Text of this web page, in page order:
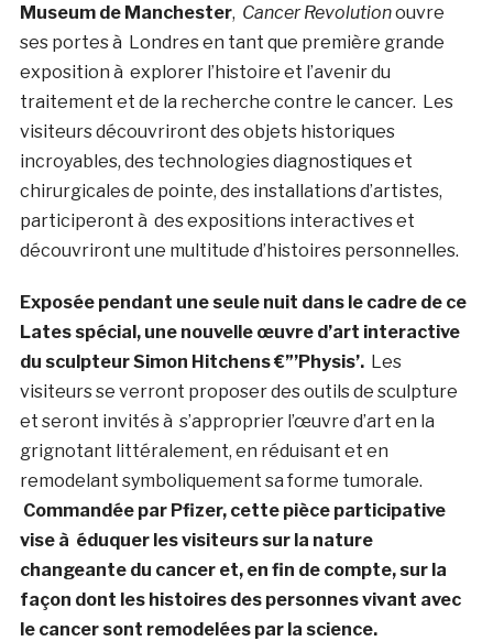
Museum de Manchester, Cancer Revolutionouvre
ses portes à Londres en tant que première grande
exposition à explorer l’histoire et l’avenir du
traitement et de la recherche contre le cancer. Les
visiteurs découvriront des objets historiques
incroyables, des technologies diagnostiques et
chirurgicales de pointe, des installations d’artistes,
participeront à des expositions interactives et
découvriront une multitude d’histoires personnelles.
Exposée pendant une seule nuit dans le cadre de ce
Lates spécial, une nouvelle œuvre d’art interactive
du sculpteur Simon Hitchens €”’Physis’. Les
visiteurs se verront proposer des outils de sculpture
et seront invités à s’approprier l’œuvre d’art en la
grignotant littéralement, en réduisant et en
remodelant symboliquement sa forme tumorale.
Commandée par Pfizer, cette pièce participative
vise à éduquer les visiteurs sur la nature
changeante du cancer et, en fin de compte, sur la
façon dont les histoires des personnes vivant avec
le cancer sont remodelées par la science.